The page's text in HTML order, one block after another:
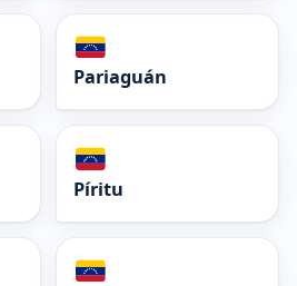
Pariaguán
Píritu